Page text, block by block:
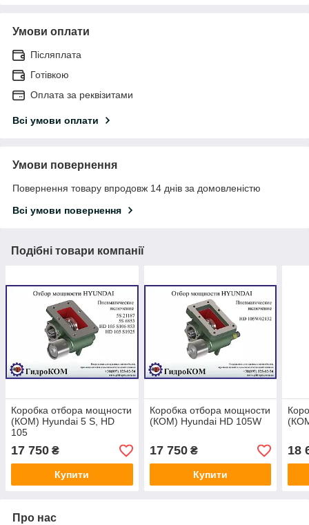
Умови оплати
Післяплата
Готівкою
Оплата за реквізитами
Всі умови оплати
Умови повернення
Повернення товару впродовж 14 днів за домовленістю
Всі умови повернення
Подібні товари компанії
Коробка отбора мощности
(КОМ) Hyundai 5 S, HD
105
17 750 ₴
Купити
Коробка отбора мощности
(КОМ) Hyundai HD 105W
17 750₴
Купити
18
Про нас